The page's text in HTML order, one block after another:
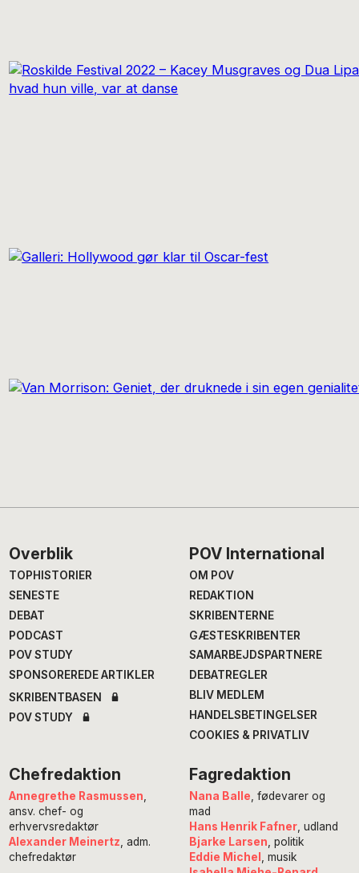
Footer
Overblik
TOPHISTORIER
SENESTE
DEBAT
PODCAST
POV STUDY
SPONSOREREDE ARTIKLER
SKRIBENTBASEN
POV STUDY
POV International
OM POV
REDAKTION
SKRIBENTERNE
GÆSTESKRIBENTER
SAMARBEJDSPARTNERE
DEBATREGLER
BLIV MEDLEM
HANDELSBETINGELSER
COOKIES & PRIVATLIV
Chefredaktion
Annegrethe Rasmussen
ansv. chef- og
erhvervsredaktør
Alexander Meinertz , adm.
chefredaktør
Fagredaktion
Nana Balle , fødevarer og
mad
Hans Henrik Fafner, udland
Bjarke Larsen , politik
Eddie Michel
, musik